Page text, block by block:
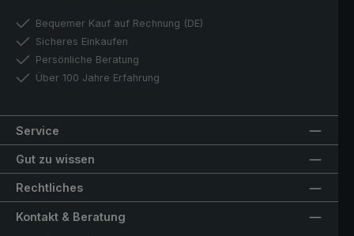
Bequemer Kauf auf Rechnung (DE)
Sicheres Einkaufen
Persönliche Beratung
Über 100 Jahre Erfahrung
Service
Gut zu wissen
Rechtliches
Kontakt & Beratung